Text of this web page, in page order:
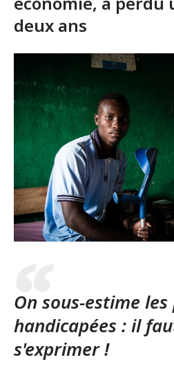
deux ans
On sous-estime
handicapées : il
s'exprimer !